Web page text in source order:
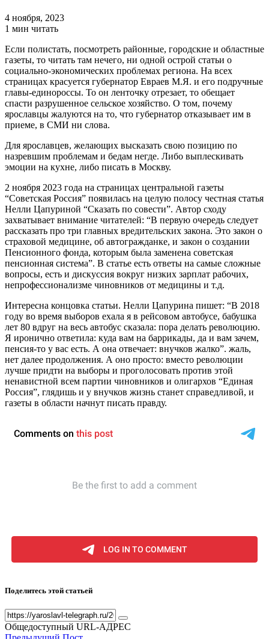
4 ноября, 2023
1 мин читать
Если полистать, посмотреть районные, городские и областные
газеты, то читать там нечего, ни одной острой статьи о
социально-экономических проблемах региона. На всех
страницах красуется губернатор Евраев М.Я. и его подручные
главы-единороссы. То он ленточку отрезает, то обещает
спасти разрушенное сельское хозяйство. О том, почему
ярославцы жалуются на то, что губернатор отказывает им в
приеме, в СМИ ни слова.
Для ярославцев, желающих высказать свою позицию по
назревшим проблемам и бедам негде. Либо выплескивать
эмоции на кухне, либо писать в Москву.
2 ноября 2023 года на страницах центральной газеты
“Советская Россия” появилась на целую полосу честная статья
Нелли Цапуриной “Сказать по совести”. Автор сходу
захватывает внимание читателей: “В первую очередь следует
рассказать про три главных вредительских закона. Это закон о
страховой медицине, об автогражданке, и закон о создании
Пенсионного фонда, которым была заменена советская
пенсионная система”. В статье есть ответы на самые сложные
вопросы, есть и дискуссия вокруг низких зарплат рабочих,
непрофессионализме чиновников от медицины и т.д.
Интересна концовка статьи. Нелли Цапурина пишет: “В 2018
году во время выборов ехала я в рейсовом автобусе, бабушка
лет 80 вдруг на весь автобус сказала: пора делать революцию.
Я иронично ответила: куда вам на баррикады, да и вам зачем,
пенсия-то у вас есть. А она отвечает: внучков жалко”. жаль,
нет далее продолжения. А оно просто: вместо революции
лучше придти на выборы и проголосовать против этой
ненавистной всем партии чиновников и олигархов “Единая
Россия”, глядишь и у внучков жизнь станет справедливой, и
газеты в области начнут писать правду.
Поделитесь этой статьей
Общедоступный URL-АДРЕС